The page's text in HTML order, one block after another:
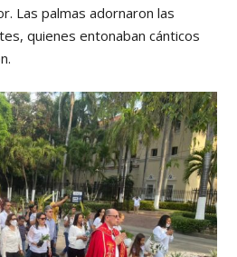
Las palmas adornaron las
quienes entonaban cánticos